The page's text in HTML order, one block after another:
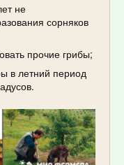
не
сорняков
прочие грибы;
в летний период